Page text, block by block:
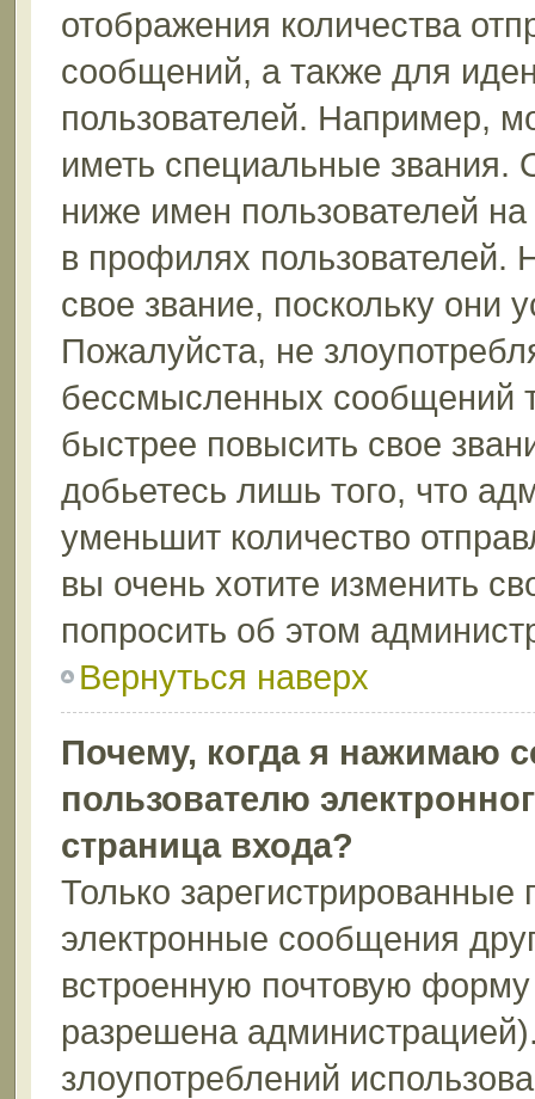
отображения количества
сообщений, а также для
пользователей. Например,
иметь специальные звания.
ниже имен пользователей
в профилях
свое звание, поскольку они
Пожалуйста, не
бессмысленных сообщений
быстрее повысить свое
добьетесь лишь того, что
уменьшит количество
вы очень хотите изменить
попросить об этом
Вернуться наверх
Почему, когда я нажимаю
пользователю
страница входа?
Только зарегистрированные
электронные сообщения
встроенную почтовую
разрешена
злоупотреблений